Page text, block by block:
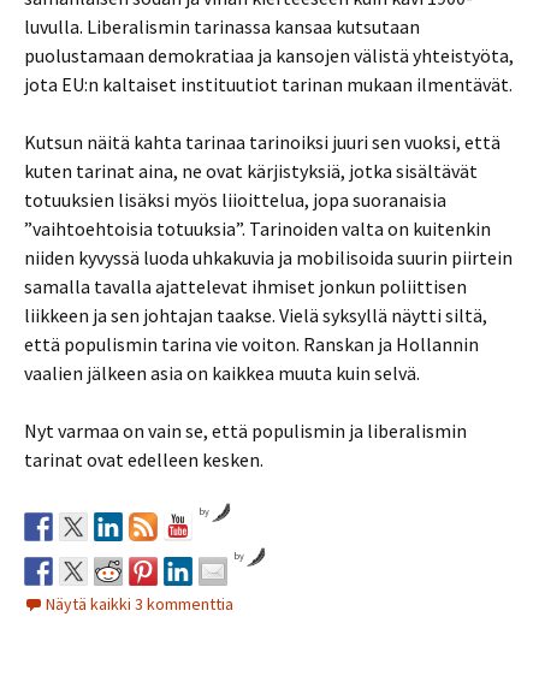
luvulla. Liberalismin tarinassa kansaa kutsutaan
puolustamaan demokratiaa ja kansojen välistä yhteistyöta,
jota EU:n kaltaiset instituutiot tarinan mukaan ilmentävät.
Kutsun näitä kahta tarinaa tarinoiksi juuri sen vuoksi, että
kuten tarinat aina, ne ovat kärjistyksiä, jotka sisältävät
totuuksien lisäksi myös liioittelua, jopa suoranaisia
”vaihtoehtoisia totuuksia”. Tarinoiden valta on kuitenkin
niiden kyvyssä luoda uhkakuvia ja mobilisoida suurin piirtein
samalla tavalla ajattelevat ihmiset jonkun poliittisen
liikkeen ja sen johtajan taakse. Vielä syksyllä näytti siltä,
että populismin tarina vie voiton. Ranskan ja Hollannin
vaalien jälkeen asia on kaikkea muuta kuin selvä.
Nyt varmaa on vain se, että populismin ja liberalismin
tarinat ovat edelleen kesken.
by
by
Näytä kaikki 3 kommenttia